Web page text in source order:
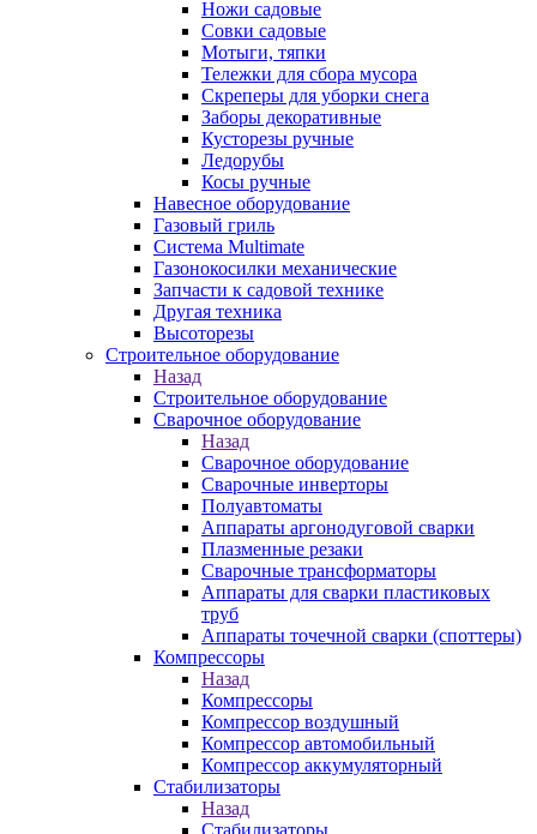
Ножи садовые
Совки садовые
Мотыги, тяпки
Тележки для сбора мусора
Скреперы для уборки снега
Заборы декоративные
Кусторезы ручные
Ледорубы
Косы ручные
Навесное оборудование
Газовый гриль
Система Multimate
Газонокосилки механические
Запчасти к садовой технике
Другая техника
Высоторезы
Строительное оборудование
Назад
Строительное оборудование
Сварочное оборудование
Назад
Сварочное оборудование
Сварочные инверторы
Полуавтоматы
Аппараты аргонодуговой сварки
Плазменные резаки
Сварочные трансформаторы
Аппараты для сварки пластиковых
труб
Аппараты точечной сварки (споттеры)
Компрессоры
Назад
Компрессоры
Компрессор воздушный
Компрессор автомобильный
Компрессор аккумуляторный
Стабилизаторы
Назад
Стабилизаторы